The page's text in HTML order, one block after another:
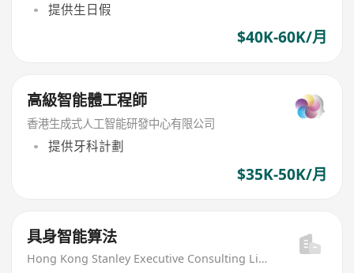
提供生日假
$40K-60K/月
高級智能體工程師
香港生成式人工智能研發中心有限公司
提供牙科計劃
$35K-50K/月
具身智能算法
Hong Kong Stanley Executive Consulting Limited